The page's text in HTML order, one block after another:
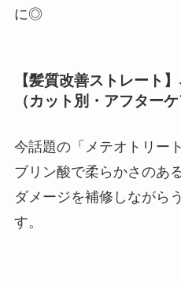
に◎
【髪質改善ストレート
（カット別・アフター
今話題の「メテオトリー
ブリン酸で柔らかさのあ
ダメージを補修しながら
す。